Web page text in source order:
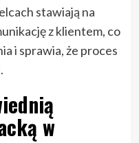
stawiają na
z klientem, co
i sprawia, że proces
w